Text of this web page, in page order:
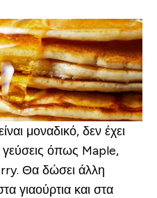
μοναδικό, δεν έχει
γεύσεις όπως Maple,
Θα δώσει άλλη
γιαούρτια και στα